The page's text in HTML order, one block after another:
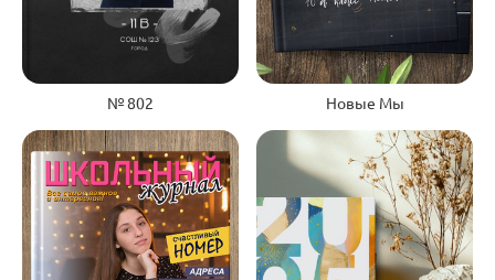
№ 802 Новые Мы